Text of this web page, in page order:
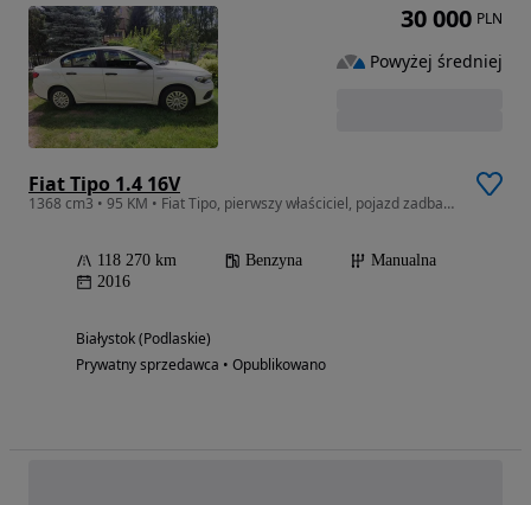
Fiat Tipo 1.4 16V
1368 cm3 • 95 KM • Fiat Tipo, pierwszy właściciel, pojazd zadbany
118 270 km Benzyna
Manualna
2016
Białystok (Podlaskie)
Prywatny sprzedawca • Opublikowano
30 000 PLN
Powyżej średniej